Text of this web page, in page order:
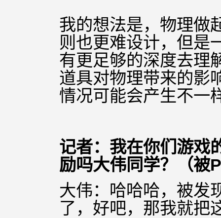
我的想法是，物理做
则也更难设计，但是
有更足够的深度去理
道具对物理带来的影
情况可能会产生不一
记者：我在你们游戏
励吗大伟同学？（被
大伟：哈哈哈，被发
了，好吧，那我就把